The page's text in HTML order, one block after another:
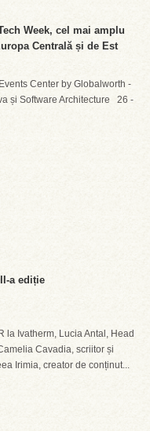
Week, cel mai amplu
Centrală și de Est
Center by Globalworth -
și Software Architecture 26 -
a ediție
la Ivatherm, Lucia Antal, Head
Cavadia, scriitor și
Irimia, creator de conținut...